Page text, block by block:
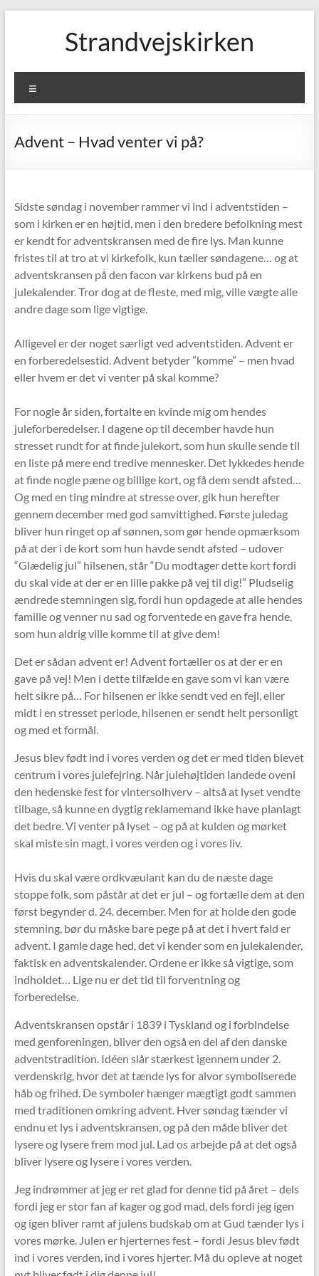
Strandvejskirken
Advent – Hvad venter vi på?
Sidste søndag i november rammer vi ind i adventstiden –
som i kirken er en højtid, men i den bredere befolkning mest
er kendt for adventskransen med de fire lys. Man kunne
fristes til at tro at vi kirkefolk, kun tæller søndagene… og at
adventskransen på den facon var kirkens bud på en
julekalender. Tror dog at de fleste, med mig, ville vægte alle
andre dage som lige vigtige.
Alligevel er der noget særligt ved adventstiden. Advent er
en forberedelsestid. Advent betyder ”komme” – men hvad
eller hvem er det vi venter på skal komme?
For nogle år siden, fortalte en kvinde mig om hendes
juleforberedelser. I dagene op til december havde hun
stresset rundt for at finde julekort, som hun skulle sende til
en liste på mere end tredive mennesker. Det lykkedes hende
at finde nogle pæne og billige kort, og få dem sendt afsted…
Og med en ting mindre at stresse over, gik hun herefter
gennem december med god samvittighed. Første juledag
bliver hun ringet op af sønnen, som gør hende opmærksom
på at der i de kort som hun havde sendt afsted – udover
“Glædelig jul” hilsenen, står “Du modtager dette kort fordi
du skal vide at der er en lille pakke på vej til dig!” Pludselig
ændrede stemningen sig, fordi hun opdagede at alle hendes
familie og venner nu sad og forventede en gave fra hende,
som hun aldrig ville komme til at give dem!
Det er sådan advent er! Advent fortæller os at der er en
gave på vej! Men i dette tilfælde en gave som vi kan være
helt sikre på… For hilsenen er ikke sendt ved en fejl, eller
midt i en stresset periode, hilsenen er sendt helt personligt
og med et formål.
Jesus blev født ind i vores verden og det er med tiden blevet
centrum i vores julefejring. Når julehøjtiden landede oveni
den hedenske fest for vintersolhverv – altså at lyset vendte
tilbage, så kunne en dygtig reklamemand ikke have planlagt
det bedre. Vi venter på lyset – og på at kulden og mørket
skal miste sin magt, i vores verden og i vores liv.
Hvis du skal være ordkvæulant kan du de næste dage
stoppe folk, som påstår at det er jul – og fortælle dem at den
først begynder d. 24. december. Men for at holde den gode
stemning, bør du måske bare pege på at det i hvert fald er
advent. I gamle dage hed, det vi kender som en julekalender,
faktisk en adventskalender. Ordene er ikke så vigtige, som
indholdet… Lige nu er det tid til forventning og
forberedelse.
Adventskransen opstår i 1839 i Tyskland og i forbindelse
med genforeningen, bliver den også en del af den danske
adventstradition. Idéen slår stærkest igennem under 2.
verdenskrig, hvor det at tænde lys for alvor symboliserede
håb og frihed. De symboler hænger mægtigt godt sammen
med traditionen omkring advent. Hver søndag tænder vi
endnu et lys i adventskransen, og på den måde bliver det
lysere og lysere frem mod jul. Lad os arbejde på at det også
bliver lysere og lysere i vores verden.
Jeg indrømmer at jeg er ret glad for denne tid på året – dels
fordi jeg er stor fan af kager og god mad, dels fordi jeg igen
og igen bliver ramt af julens budskab om at Gud tænder lys i
vores mørke. Julen er hjerternes fest – fordi Jesus blev født
ind i vores verden, ind i vores hjerter. Må du opleve at noget